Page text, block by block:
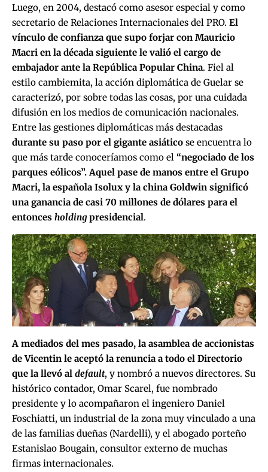
Luego, en 2004, destacó como asesor especial y como
secretario de Relaciones Internacionales del PRO. El
vínculo de confianza que supo forjar con Mauricio
Macri en la década siguiente le valió el cargo de
embajador ante la República Popular China. Fiel al
estilo cambiemita, la acción diplomática de Guelar se
caracterizó, por sobre todas las cosas, por una cuidada
difusión en los medios de comunicación nacionales.
Entre las gestiones diplomáticas más destacadas
durante su paso por el gigante asiático se encuentra lo
que más tarde conoceríamos como el “negociado de los
parques eólicos”. Aquel pase de manos entre el Grupo
Macri, la española Isolux y la china Goldwin significó
una ganancia de casi 70 millones de dólares para el
entonces holdingpresidencial.
A mediados del mes pasado, la asamblea de accionistas
de Vicentin le aceptó la renuncia a todo el Directorio
que la llevó al default, y nombró a nuevos directores. Su
histórico contador, Omar Scarel, fue nombrado
presidente y lo acompañaron el ingeniero Daniel
Foschiatti, un industrial de la zona muy vinculado a una
de las familias dueñas (Nardelli), y el abogado porteño
Estanislao Bougain, consultor externo de muchas
firmas internacionales.